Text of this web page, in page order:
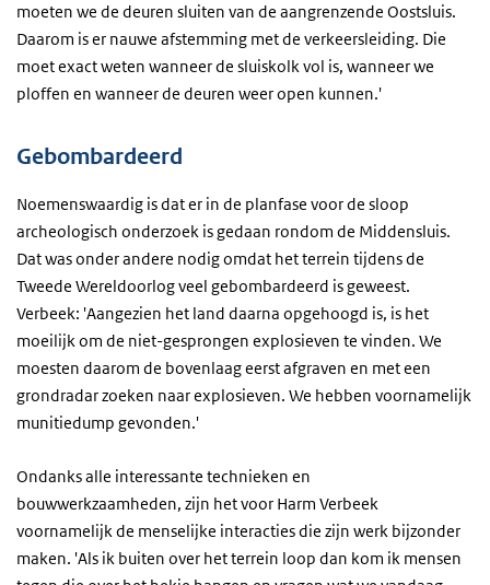
moeten we de deuren sluiten van de aangrenzende Oostsluis.
Daarom is er nauwe afstemming met de verkeersleiding. Die
moet exact weten wanneer de sluiskolk vol is, wanneer we
ploffen en wanneer de deuren weer open kunnen.'
Gebombardeerd
Noemenswaardig is dat er in de planfase voor de sloop
archeologisch onderzoek is gedaan rondom de Middensluis.
Dat was onder andere nodig omdat het terrein tijdens de
Tweede Wereldoorlog veel gebombardeerd is geweest.
Verbeek: 'Aangezien het land daarna opgehoogd is, is het
moeilijk om de niet-gesprongen explosieven te vinden. We
moesten daarom de bovenlaag eerst afgraven en met een
grondradar zoeken naar explosieven. We hebben voornamelijk
munitiedump gevonden.'
Ondanks alle interessante technieken en
bouwwerkzaamheden, zijn het voor Harm Verbeek
voornamelijk de menselijke interacties die zijn werk bijzonder
maken. 'Als ik buiten over het terrein loop dan kom ik mensen